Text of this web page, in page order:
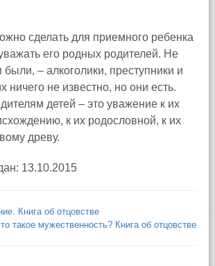
сделать для приемного ребенка
его родных родителей. Не
были, – алкоголики, преступники и
ничего не известно, но они есть.
детей – это уважение к их
к их родословной, к их
древу.
13.10.2015
Книга об отцовстве
такое мужественность? Книга об отцовстве